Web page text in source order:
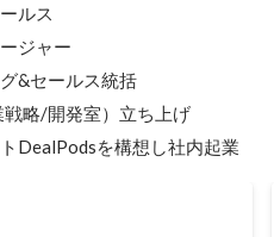
ルス
ジャー
&セールス統括
略/開発室）立ち上げ
DealPodsを構想し社内起業